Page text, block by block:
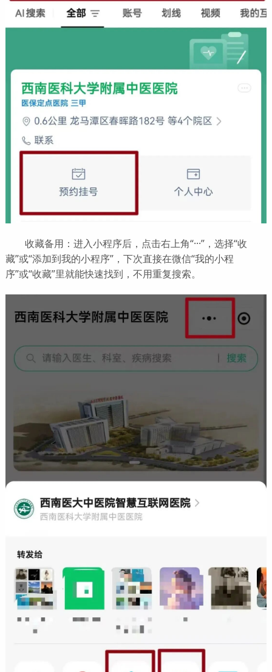
收藏备用：进入小程序后，点击右上角“···”，选择“收
藏”或“添加到我的小程序”，下次直接在微信“我的小程
序”或“收藏”里就能快速找到，不用重复搜索。